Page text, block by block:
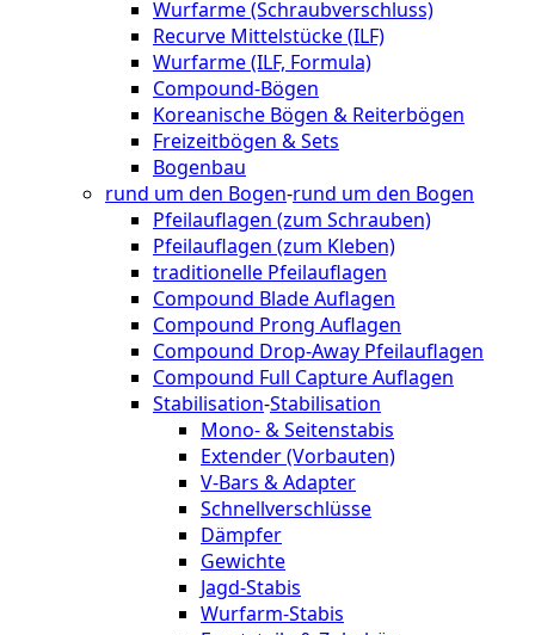
Wurfarme (Schraubverschluss)
Recurve Mittelstücke (ILF)
Wurfarme (ILF, Formula)
Compound-Bögen
Koreanische Bögen & Reiterbögen
Freizeitbögen & Sets
Bogenbau
rund um den Bogen-rund um den Bogen
Pfeilauflagen (zum Schrauben)
Pfeilauflagen (zum Kleben)
traditionelle Pfeilauflagen
Compound Blade Auflagen
Compound Prong Auflagen
Compound Drop-Away Pfeilauflagen
Compound Full Capture Auflagen
Stabilisation-Stabilisation
Mono- & Seitenstabis
Extender (Vorbauten)
V-Bars & Adapter
Schnellverschlüsse
Dämpfer
Gewichte
Jagd-Stabis
Wurfarm-Stabis